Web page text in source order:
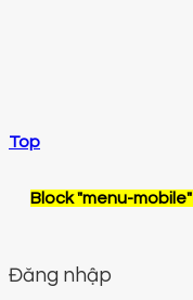
Top
Block"menu-mobile"
Đăng nhập